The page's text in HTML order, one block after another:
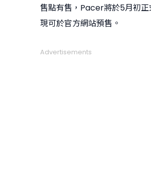
售點有售，Pacer將於5月初正
現可於官方網站預售。
Advertisements